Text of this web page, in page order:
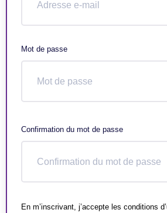
Mot de passe
Confirmation du mot de passe
En m’inscrivant, j’accepte les conditions